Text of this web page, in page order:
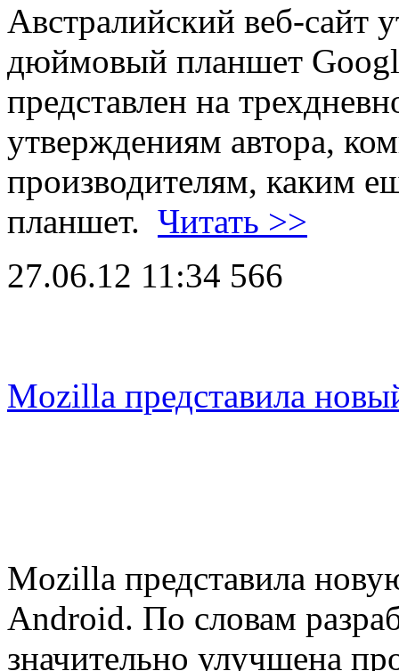
Австралийский веб-сайт
дюймовый планшет
представлен на
утверждениям автора,
производителям, каким
планшет. Читать >>
27.06.12 11:34 566
Mozilla представила
Mozilla представила
Android. По словам
значительно улучшена